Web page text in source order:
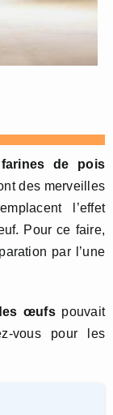
farines de pois
des merveilles
l’effet
Pour ce faire,
par l’une
œufspouvait
vous pour les